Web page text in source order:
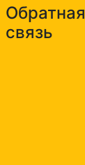
Обратная
связь